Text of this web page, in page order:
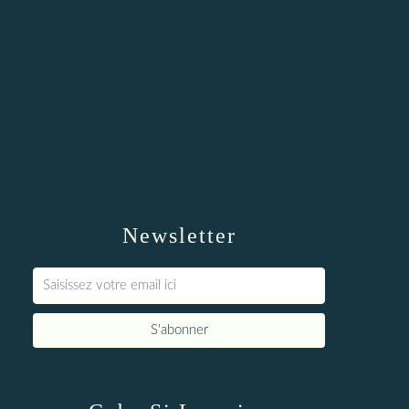
Newsletter